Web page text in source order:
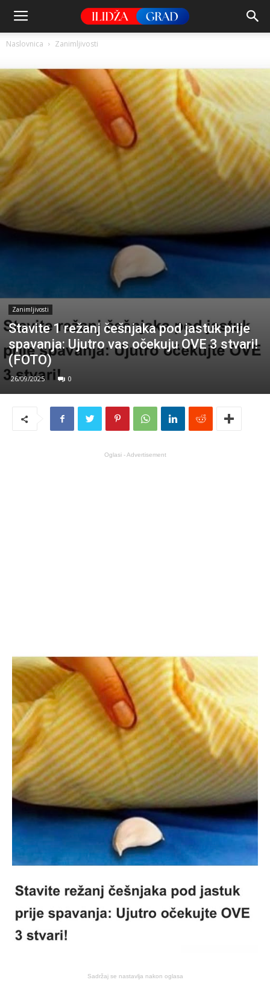
Naslovnica Zanimljivosti
Zanimljivosti
Stavite 1 režanj češnjaka pod jastuk prije
spavanja: Ujutro vas očekuju OVE 3 stvari!
(FOTO)
26/09/2025 0
Oglasi - Advertisement
Sadržaj se nastavlja nakon oglasa